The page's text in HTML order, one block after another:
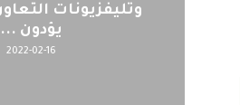
وتليفزيونات
يؤدون ...
2022-02-16